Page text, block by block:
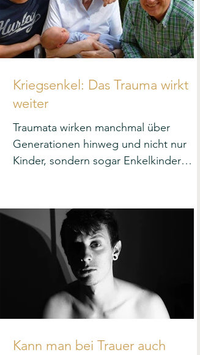
Kriegsenkel: Das Trauma wirkt
weiter
Traumata wirken manchmal über
Generationen hinweg und nicht nur
Kinder, sondern sogar Enkelkinder
Kann man bei Trauer auch